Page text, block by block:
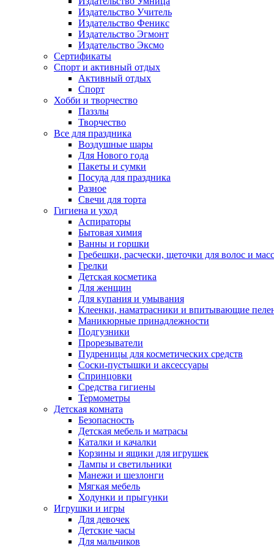
Издательство Учитель
Издательство Феникс
Издательство Эгмонт
Издательство Эксмо
Сертификаты
Спорт и активный отдых
Активный отдых
Спорт
Хобби и творчество
Паззлы
Творчество
Все для праздника
Воздушные шары
Для Нового года
Пакеты и сумки
Посуда для праздника
Разное
Свечи для торта
Гигиена и уход
Аспираторы
Бытовая химия
Ванны и горшки
Гребешки, расчески, щеточки для волос и
Грелки
Детская косметика
Для женщин
Для купания и умывания
Клеенки, наматрасники и впитывающие
Маникюрные принадлежности
Подгузники
Прорезыватели
Пудреницы для косметических средств
Соски-пустышки и аксессуары
Спринцовки
Средства гигиены
Термометры
Детская комната
Безопасность
Детская мебель и матрасы
Каталки и качалки
Корзины и ящики для игрушек
Лампы и светильники
Манежи и шезлонги
Мягкая мебель
Ходунки и прыгунки
Игрушки и игры
Для девочек
Детские часы
Для мальчиков